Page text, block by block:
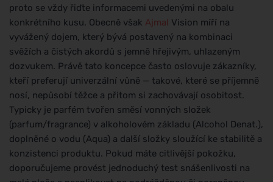
proto se vždy řiďte informacemi uvedenými na obalu
konkrétního kusu. Obecně však Ajmal Vision míří na
vyvážený dojem, který bývá postavený na kombinaci
svěžích a čistých akordů s jemně hřejivým, uhlazeným
dozvukem. Právě tato koncepce často oslovuje zákazníky,
kteří preferují univerzální vůně — takové, které se příjemně
nosí, nepůsobí těžce a přitom si zachovávají osobitost.
Typicky je parfém tvořen směsí vonných složek
(parfum/fragrance) v alkoholovém základu (Alcohol Denat.),
doplněné o vodu (Aqua) a další složky sloužící ke stabilitě a
konzistenci produktu. Pokud máte citlivější pokožku,
doporučujeme provést jednoduchý test snášenlivosti na